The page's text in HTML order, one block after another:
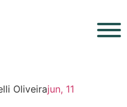
Oliveirajun, 11